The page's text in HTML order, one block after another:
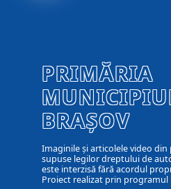
PRIMĂRIA
BRAȘOV
Imaginile și articolele video
supuse legilor dreptului de
este interzisă fără acordul
Proiect realizat prin programul